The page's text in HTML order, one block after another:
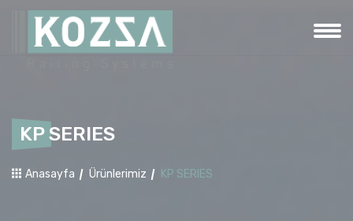
KP SERIES
Anasayfa Ürünlerimiz KP SERIES